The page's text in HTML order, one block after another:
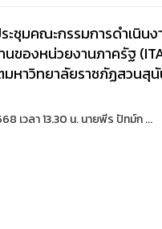
ะชุมคณะกรรมการดำเนิน
นของหน่วยงานภาครัฐ
หาวิทยาลัยราชภัฏสวนสุ
วลา 13.30 น. นายพีร ปัทม์ก ...